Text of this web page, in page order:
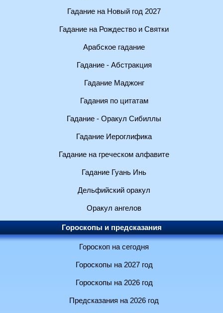
Гадание на Новый год 2027
Гадание на Рождество и Святки
Арабское гадание
Гадание - Абстракция
Гадание Маджонг
Гадания по цитатам
Гадание - Оракул Сибиллы
Гадание Иероглифика
Гадание на греческом алфавите
Гадание Гуань Инь
Дельфийский оракул
Оракул ангелов
Гороскопы и предсказания
Гороскоп на сегодня
Гороскопы на 2027 год
Гороскопы на 2026 год
Предсказания на 2026 год